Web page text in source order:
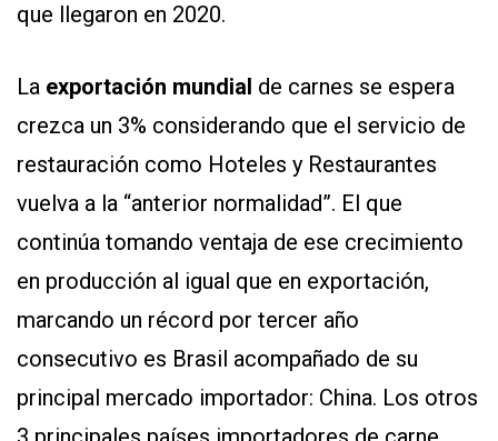
que llegaron en 2020.
La exportación mundial de carnes se espera
crezca un 3% considerando que el servicio de
restauración como Hoteles y Restaurantes
vuelva a la “anterior normalidad”. El que
continúa tomando ventaja de ese crecimiento
en producción al igual que en exportación,
marcando un récord por tercer año
consecutivo es Brasil acompañado de su
principal mercado importador: China. Los otros